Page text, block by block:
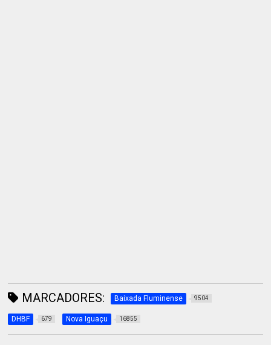
MARCADORES: Baixada Fluminense 9504
DHBF 679 Nova Iguaçu 16855